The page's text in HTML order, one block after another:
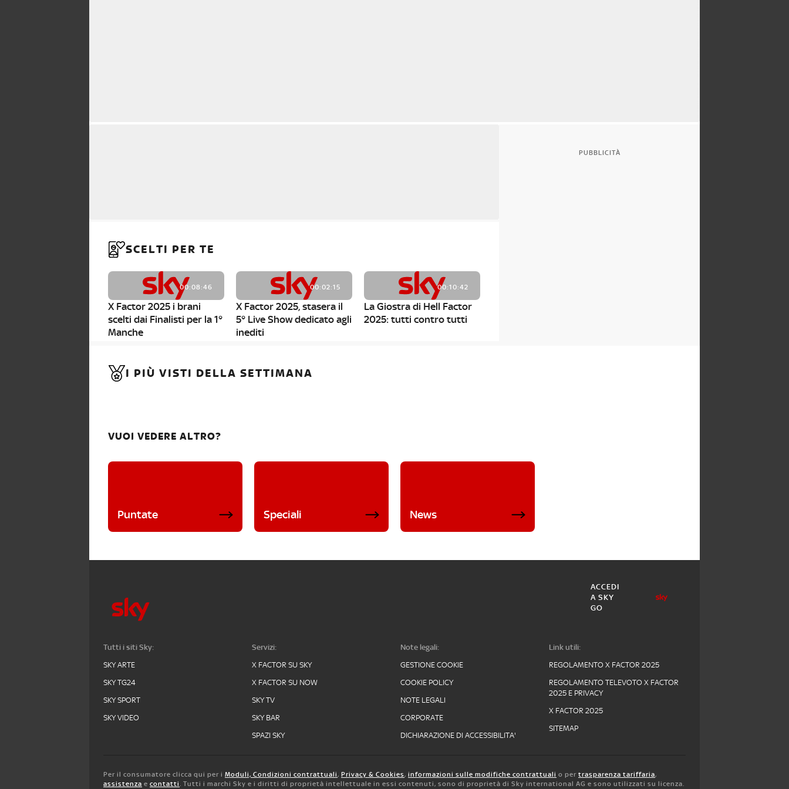
SCELTI PER TE
00:08:46
X Factor 2025 i brani
scelti dai Finalisti per la 1°
Manche
00:02:15
X Factor 2025, stasera il
5° Live Show dedicato agli
inediti
00:10:42
La Giostra di Hell Factor
2025: tutti contro tutti
PUBBLICITÀ
I PIÙ VISTI DELLA SETTIMANA
VUOI VEDERE ALTRO?
Puntate Speciali News
ACCEDI
A SKY
GO
Tutti i siti Sky:
SKY ARTE
SKY TG24
SKY SPORT
SKY VIDEO
Servizi:
X FACTOR SU SKY
X FACTOR SU NOW
SKY TV
SKY BAR
SPAZI SKY
Note legali:
GESTIONE COOKIE
COOKIE POLICY
NOTE LEGALI
CORPORATE
DICHIARAZIONE DI ACCESSIBILITA'
Link utili:
REGOLAMENTO X FACTOR 2025
REGOLAMENTO TELEVOTO X FACTOR
2025 E PRIVACY
X FACTOR 2025
SITEMAP
Per il consumatore clicca qui per i Moduli, Condizioni contrattuali, Privacy & Cookies, informazioni sulle modifiche contrattuali o per trasparenza tariffaria,
assistenza e contatti. Tutti i marchi Sky e i diritti di proprietà intellettuale in essi contenuti, sono di proprietà di Sky international AG e sono utilizzati su licenza.